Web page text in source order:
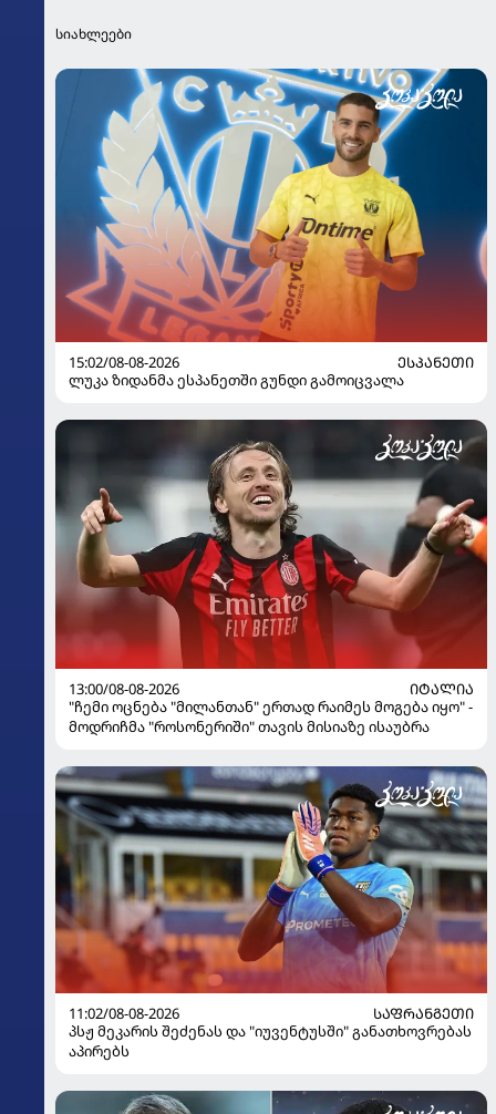
სიახლეები
15:02/08-08-2026
ᲔᲡᲞᲐᲜᲔᲗᲘ
ლუკა ზიდანმა ესპანეთში გუნდი გამოიცვალა
13:00/08-08-2026
ᲘᲢᲐᲚᲘᲐ
"ჩემი ოცნება "მილანთან" ერთად რაიმეს მოგება იყო" -
მოდრიჩმა "როსონერიში" თავის მისიაზე ისაუბრა
11:02/08-08-2026
ᲡᲐᲤᲠᲐᲜᲒᲔᲗᲘ
პსჟ მეკარის შეძენას და "იუვენტუსში" განათხოვრებას
აპირებს